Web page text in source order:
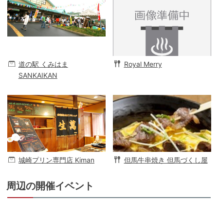
道の駅 くみはま
SANKAIKAN
Royal Merry
城崎プリン専門店 Kiman 但馬牛串焼き 但馬づくし屋
周辺の開催イベント